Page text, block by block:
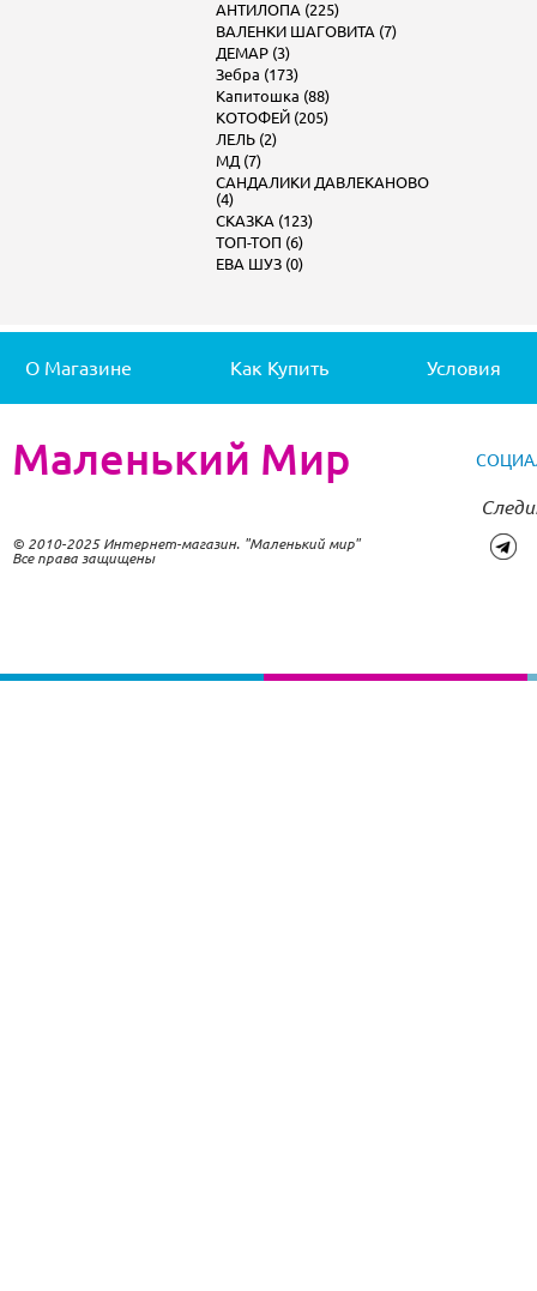
АНТИЛОПА (225)
ВАЛЕНКИ ШАГОВИТА (7)
ДЕМАР (3)
Зебра (173)
Капитошка (88)
КОТОФЕЙ (205)
ЛЕЛЬ (2)
МД (7)
САНДАЛИКИ ДАВЛЕКАНОВО
(4)
СКАЗКА (123)
ТОП-ТОП (6)
ЕВА ШУЗ (0)
О Магазине Как Купить Условия
Маленький Мир
© 2010-2025 Интернет-магазин. "Маленький мир"
Все права защищены